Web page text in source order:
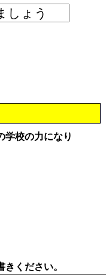
学校の力になり
ください。